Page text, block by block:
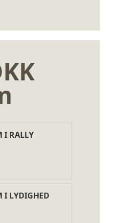
I RALLY
I LYDIGHED